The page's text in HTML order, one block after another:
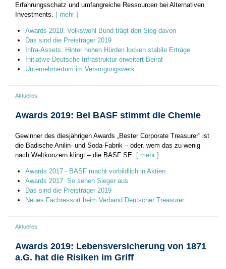
Erfahrungsschatz und umfangreiche Ressourcen bei Alternativen
Investments.
[ mehr ]
Awards 2018: Volkswohl Bund trägt den Sieg davon
Das sind die Preisträger 2019
Infra-Assets: Hinter hohen Hürden locken stabile Erträge
Initiative Deutsche Infrastruktur erweitert Beirat
Unternehmertum im Versorgungswerk
Aktuelles
Awards 2019: Bei BASF stimmt die Chemie
Gewinner des diesjährigen Awards „Bester Corporate Treasurer“ ist
die Badische Anilin- und Soda-Fabrik – oder, wem das zu wenig
nach Weltkonzern klingt – die BASF SE.
[ mehr ]
Awards 2017 - BASF macht vorbildlich in Aktien
Awards 2017: So sehen Sieger aus
Das sind die Preisträger 2019
Neues Fachressort beim Verband Deutscher Treasurer
Aktuelles
Awards 2019: Lebensversicherung von 1871
a.G. hat die Risiken im Griff